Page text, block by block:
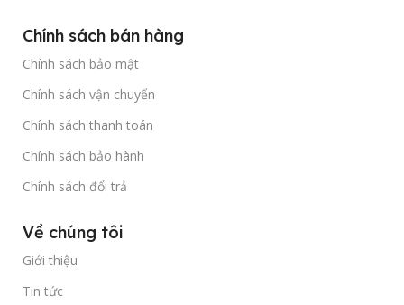
Chính sách bán hàng
Chính sách bảo mật
Chính sách vận chuyển
Chính sách thanh toán
Chính sách bảo hành
Chính sách đổi trả
Về chúng tôi
Giới thiệu
Tin tức